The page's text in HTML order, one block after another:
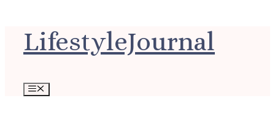
LifestyleJournal
Menu